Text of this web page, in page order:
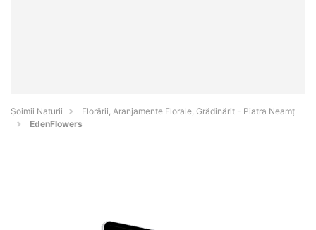
Şoimii Naturii
Florării, Aranjamente Florale, Grădinărit - Piatra Neamţ
EdenFlowers